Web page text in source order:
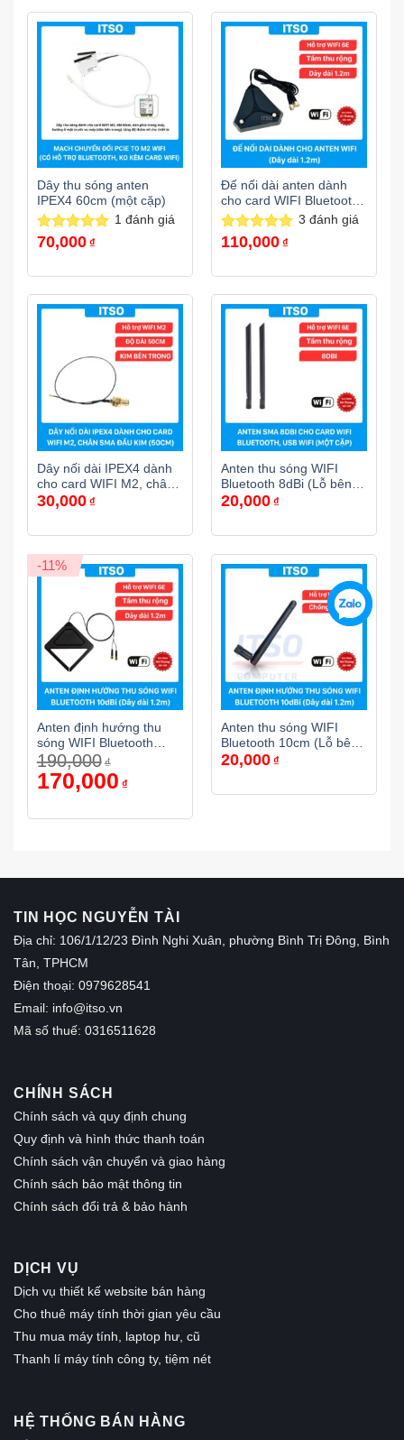
Dây thu sóng anten
IPEX4 60cm (một cặp)
Được xếp
1 đánh giá
70,000 ₫
Đế nối dài anten dành
cho card WIFI Bluetooth
– Dây 1.2m
Được xếp
3 đánh giá
110,000 ₫
Dây nối dài IPEX4 dành
cho card WIFI M2, chân
cắm SMA đầu kim dài
30,000 ₫
Anten thu sóng WIFI
Bluetooth 8dBi (Lỗ bên
trong)
20,000 ₫
-11%
Anten định hướng thu
sóng WIFI Bluetooth
10dBi (Lỗ bên trong) –
Dây 1,2m
190,000 ₫
Giá
gốc
170,000 ₫hiện
170,000₫.
Anten thu sóng WIFI
Bluetooth 10cm (Lỗ bên
trong)
20,000 ₫
TIN HỌC NGUYỄN TÀI
Địa chỉ: 106/1/12/23 Đình Nghi Xuân, phường Bình Trị Đông, Bình
Tân, TPHCM
Điện thoại: 0979628541
Email: info@itso.vn
Mã số thuế: 0316511628
CHÍNH SÁCH
Chính sách và quy định chung
Quy định và hình thức thanh toán
Chính sách vận chuyển và giao hàng
Chính sách bảo mật thông tin
Chính sách đổi trả & bảo hành
DỊCH VỤ
Dịch vụ thiết kế website bán hàng
Cho thuê máy tính thời gian yêu cầu
Thu mua máy tính, laptop hư, cũ
Thanh lí máy tính công ty, tiệm nét
HỆ THỐNG BÁN HÀNG